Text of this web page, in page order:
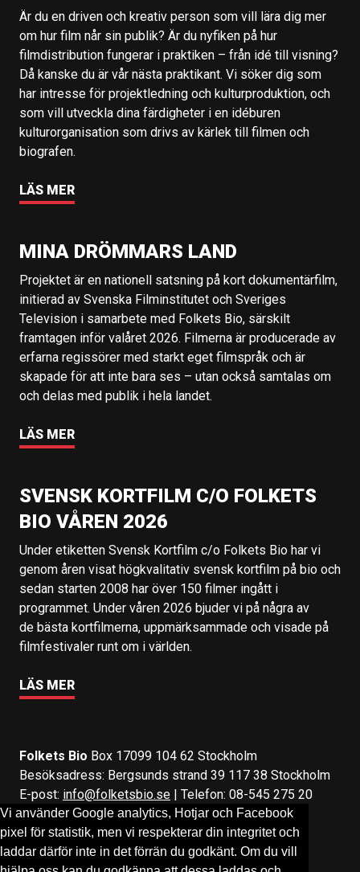
Vi använder Google analytics, Hotjar och Facebook
pixel för statistik, men vi respekterar din integritet och
laddar därför inte in det förrän du godkänt. Om du vill
Är du en driven och kreativ person som vill lära dig mer
om hur film når sin publik? Är du nyfiken på hur
filmdistribution fungerar i praktiken – från idé till visning?
Då kanske du är vår nästa praktikant. Vi söker dig som
har intresse för projektledning och kulturproduktion, och
som vill utveckla dina färdigheter i en idéburen
kulturorganisation som drivs av kärlek till filmen och
biografen.
LÄS MER
MINA DRÖMMARS LAND
Projektet är en nationell satsning på kort dokumentärfilm,
initierad av Svenska Filminstitutet och Sveriges
Television i samarbete med Folkets Bio, särskilt
framtagen inför valåret 2026. Filmerna är producerade av
erfarna regissörer med starkt eget filmspråk och är
skapade för att inte bara ses – utan också samtalas om
och delas med publik i hela landet.
LÄS MER
SVENSK KORTFILM C/O FOLKETS
BIO VÅREN 2026
Under etiketten Svensk Kortfilm c/o Folkets Bio har vi
genom åren visat högkvalitativ svensk kortfilm på bio och
sedan starten 2008 har över 150 filmer ingått i
programmet. Under våren 2026 bjuder vi på några av
de bästa kortfilmerna, uppmärksammade och visade på
filmfestivaler runt om i världen.
LÄS MER
Folkets Bio Box 17099 104 62 Stockholm
Besöksadress: Bergsunds strand 39 117 38 Stockholm
E-post: info@folketsbio.se | Telefon: 08-545 275 20
Följ oss på:Facebook&Instagram